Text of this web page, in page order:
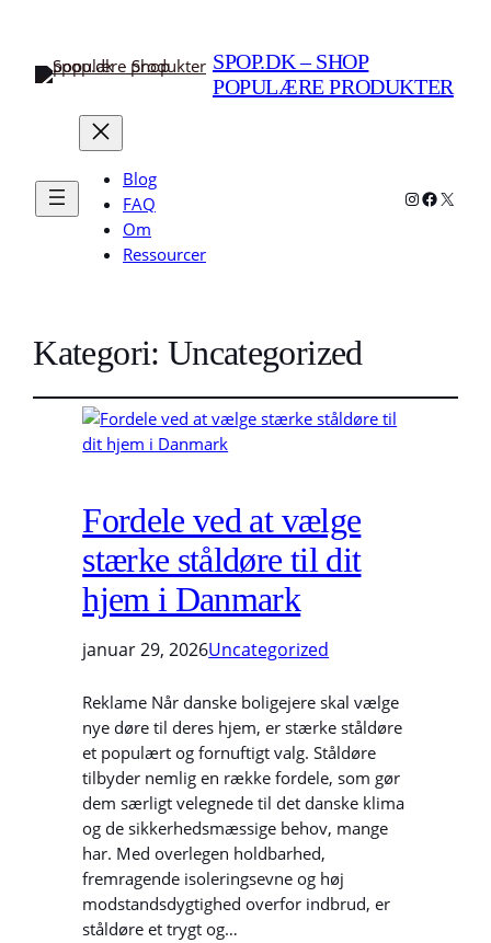
SPOP.DK – SHOP
POPULÆRE PRODUKTER
Blog
FAQ
Om
Ressourcer
Instagram
X
Kategori: Uncategorized
Fordele ved at vælge
stærke ståldøre til dit
hjem i Danmark
januar 29, 2026Uncategorized
Reklame Når danske boligejere skal vælge
nye døre til deres hjem, er stærke ståldøre
et populært og fornuftigt valg. Ståldøre
tilbyder nemlig en række fordele, som gør
dem særligt velegnede til det danske klima
og de sikkerhedsmæssige behov, mange
har. Med overlegen holdbarhed,
fremragende isoleringsevne og høj
modstandsdygtighed overfor indbrud, er
ståldøre et trygt og…